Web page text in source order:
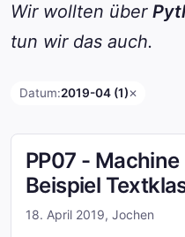
Wir wollten über
tun wir das auch.
Datum:2019-04 (1)✕
PP07 -
Beispiel
18. April 2019, Jochen